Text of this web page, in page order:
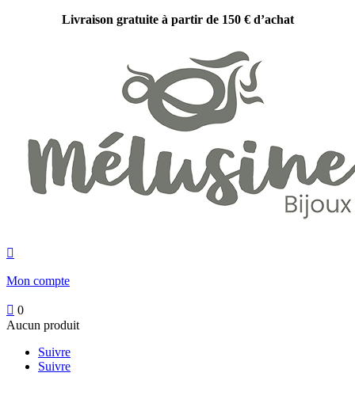
Livraison gratuite à partir de 150 € d’achat

Mon compte
 0
Aucun produit
Suivre
Suivre